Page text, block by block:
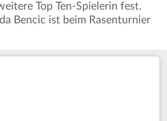
Top Ten-Spielerin fest.
Bencic ist beim Rasenturnier